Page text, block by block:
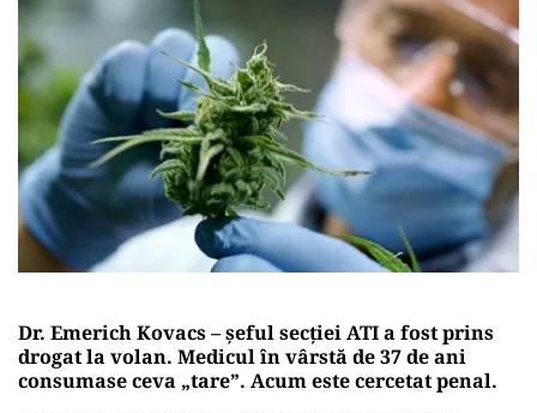
Dr. Emerich Kovacs – șeful secției ATI a fost prins
drogat la volan. Medicul în vârstă de 37 de ani
consumase ceva „tare”. Acum este cercetat penal.